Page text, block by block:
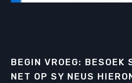
BEGIN VROEG: BESOEK
NET OP SY NEUS